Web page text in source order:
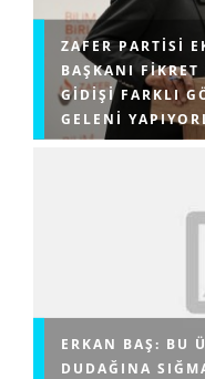
ZAFER PARTISI
BAŞKANI
GIDIŞI FARKLI
GELENI
ERKAN BAŞ: BU
DUDAĞINA